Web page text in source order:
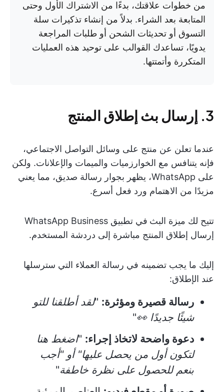
من خطوات علاقتك، بدءًا من الاشتراك الأول وحتى
المتابعة بعد الشراء. بدلاً من إنشاء تذكيرات سلة
التسوق أو تحديثات الشحن أو طلبات المراجعة
يدويًا، تساعدك القوالب على توحيد هذه العمليات
المتكررة وأتمتتها.
3. إرسال بث إطلاق المنتج
عندما تعلن عن منتج على وسائل التواصل الاجتماعي،
فإنه يتنافس مع الخوارزميات والميمات والإعلانات. ولكن
على WhatsApp، يظهر بجوار رسالة صديق، مما يعني
مزيدًا من الاهتمام ورد فعل أسرع.
تتيح لك ميزة البث
في تطبيق WhatsApp Business
إرسال إطلاق المنتج مباشرة إلى دردشة المستخدم.
إليك ما يجب تضمينه في رسالة العملاء التي سترسلها
عند الإطلاق:
رسالة قصيرة ومؤثرة: "لقد أطلقنا للتو
شيئًا جديدًا 👀"
دعوة واضحة لاتخاذ إجراء: "اضغط هنا
لتكون أول من يحصل عليها" أو "أجب
بنعم للحصول على نظرة خاطفة"